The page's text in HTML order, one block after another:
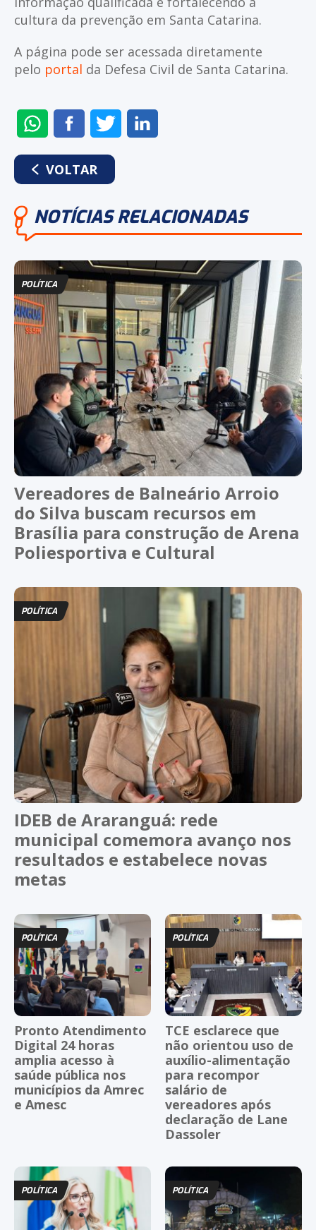
cultura da prevenção em Santa Catarina.
A página pode ser acessada diretamente
pelo portal da Defesa Civil de Santa Catarina.
ENVIAR
NO
WHATSAPP
COMPARTILHAR
NO
FACEBOOK
COMPARTILHAR
NO
VOLTAR
NOTÍCIAS RELACIONADAS
POLÍTICA
Vereadores de Balneário Arroio
do Silva buscam recursos em
Brasília para construção de Arena
Poliesportiva e Cultural
POLÍTICA
IDEB de Araranguá: rede
municipal comemora avanço nos
resultados e estabelece novas
metas
POLÍTICA
Pronto Atendimento
Digital 24 horas
amplia acesso à
saúde pública nos
municípios da Amrec
e Amesc
POLÍTICA
TCE esclarece que
não orientou uso de
auxílio-alimentação
para recompor
salário de
vereadores após
declaração de Lane
Dassoler
POLÍTICA POLÍTICA